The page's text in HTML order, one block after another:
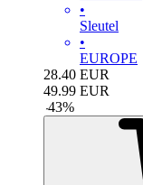
•
Sleutel
•
EUROPE
28.40 EUR
49.99 EUR
-43%